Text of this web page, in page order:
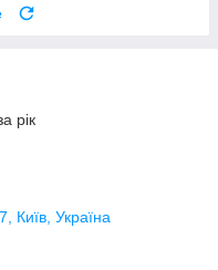
рік
Київ, Україна